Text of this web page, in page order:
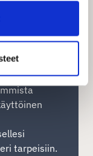
saat
tarpeisiin.